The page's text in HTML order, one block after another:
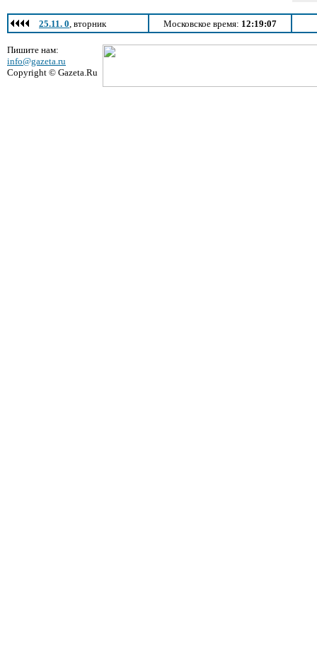
25.11. 0, вторник Московское время: 12:19:07
Пишите нам:
info@gazeta.ru
Copyright © Gazeta.Ru